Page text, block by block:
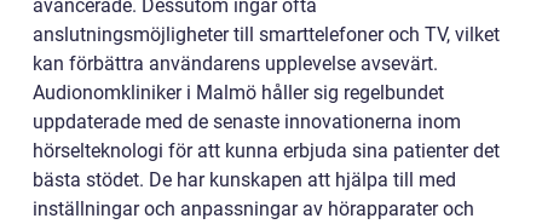
avancerade. Dessutom ingår ofta
anslutningsmöjligheter till smarttelefoner och TV, vilket
kan förbättra användarens upplevelse avsevärt.
Audionomkliniker i Malmö håller sig regelbundet
uppdaterade med de senaste innovationerna inom
hörselteknologi för att kunna erbjuda sina patienter det
bästa stödet. De har kunskapen att hjälpa till med
inställningar och anpassningar av hörapparater och